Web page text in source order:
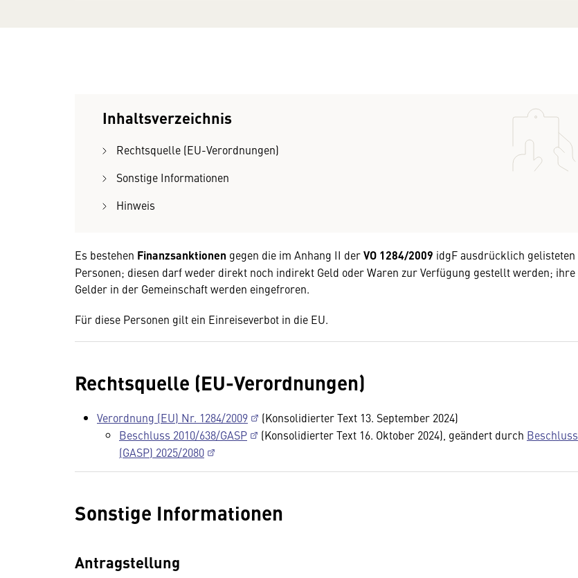
Inhaltsverzeichnis
Rechtsquelle (EU-Verordnungen)
Sonstige Informationen
Hinweis
Es bestehen Finanzsanktionen gegen die im Anhang II derVO 1284/2009 idgFausdrücklich gelisteten
Personen; diesen darf weder direkt noch indirekt Geld oder Waren zur Verfügung gestellt werden; ihre
Gelder in der Gemeinschaft werden eingefroren.
Für diese Personen gilt ein Einreiseverbot in die EU.
Rechtsquelle (EU-Verordnungen)
Verordnung (EU) Nr. 1284/2009
(Konsolidierter Text 13. September 2024)
Beschluss 2010/638/GASP
(Konsolidierter Text 16. Oktober 2024), geändert durch Beschluss
(GASP) 2025/2080
Sonstige Informationen
Antragstellung